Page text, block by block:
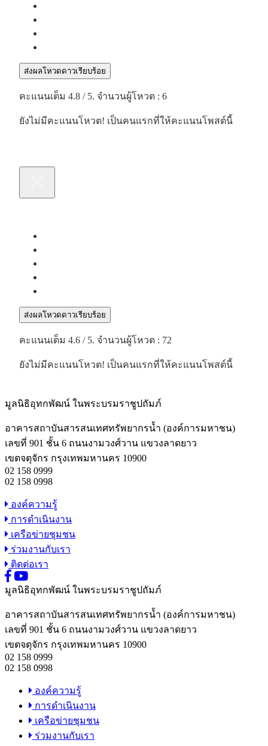
ส่งผลโหวดดาวเรียบร้อย
คะแนนเต็ม 4.8 / 5. จำนวนผู้โหวต : 6
ยังไม่มีคะแนนโหวต! เป็นคนแรกที่ให้คะแนนโพสต์นี้
ส่งผลโหวดดาวเรียบร้อย
คะแนนเต็ม 4.6 / 5. จำนวนผู้โหวต : 72
ยังไม่มีคะแนนโหวต! เป็นคนแรกที่ให้คะแนนโพสต์นี้
มูลนิธิอุทกพัฒน์ ในพระบรมราชูปถัมภ์
อาคารสถาบันสารสนเทศทรัพยากรน้ำ (องค์การมหาชน)
เลขที่ 901 ชั้น 6 ถนนงามวงศ์วาน แขวงลาดยาว
เขตจตุจักร กรุงเทพมหานคร 10900
02 158 0999
02 158 0998
องค์ความรู้
การดำเนินงาน
เครือข่ายชุมชน
ร่วมงานกับเรา
ติดต่อเรา
มูลนิธิอุทกพัฒน์ ในพระบรมราชูปถัมภ์
อาคารสถาบันสารสนเทศทรัพยากรน้ำ (องค์การมหาชน)
เลขที่ 901 ชั้น 6 ถนนงามวงศ์วาน แขวงลาดยาว
เขตจตุจักร กรุงเทพมหานคร 10900
02 158 0999
02 158 0998
องค์ความรู้
การดำเนินงาน
เครือข่ายชุมชน
ร่วมงานกับเรา